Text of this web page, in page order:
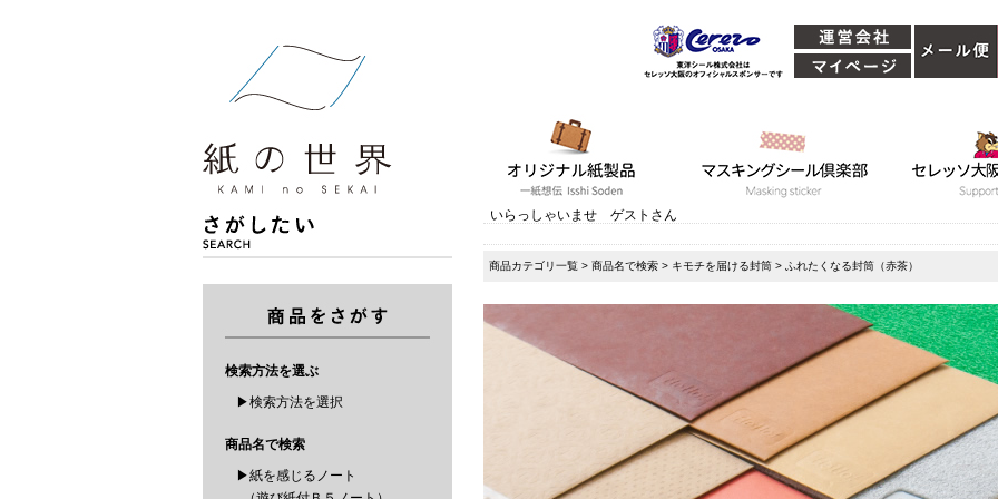
検索方法を選ぶ
▶検索方法を選択
商品名で検索
▶紙を感じるノート
いらっしゃいませ ゲストさん
商品カテゴリ一覧 > 商品名で検索 > キモチを届ける封筒 > ふれたくなる封筒（赤茶）